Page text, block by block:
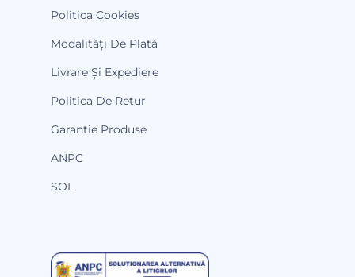
Politica Cookies
Modalități De Plată
Livrare Și Expediere
Politica De Retur
Garanție Produse
ANPC
SOL